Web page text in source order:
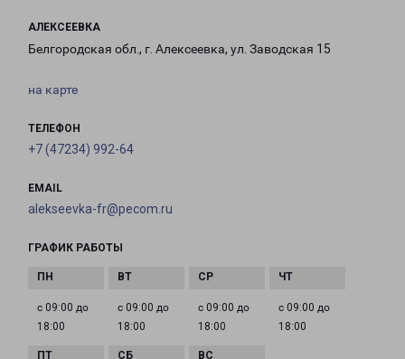
АЛЕКСЕЕВКА
Белгородская обл., г. Алексеевка, ул. Заводская 15
на карте
ТЕЛЕФОН
+7 (47234) 992-64
EMAIL
alekseevka-fr@pecom.ru
ГРАФИК РАБОТЫ
с 09:00 до
18:00
с 09:00 до
18:00
с 09:00 до
18:00
с 09:00 до
18:00